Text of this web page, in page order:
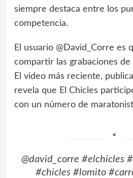
siempre destaca entre los
competencia.
El usuario @David_Corre es
compartir las grabaciones
El video más reciente,
revela que El Chicles
con un número de
@david_corre #elchicles
#chicles #lomito